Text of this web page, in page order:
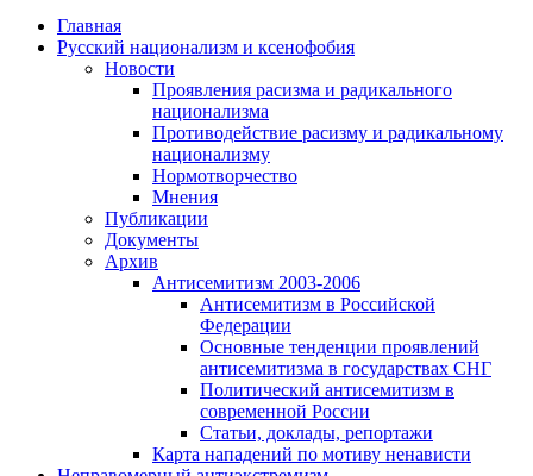
Главная
Русский национализм и ксенофобия
Новости
Проявления расизма и радикального
национализма
Противодействие расизму и радикальному
национализму
Нормотворчество
Мнения
Публикации
Документы
Архив
Антисемитизм 2003-2006
Антисемитизм в Российской
Федерации
Основные тенденции проявлений
антисемитизма в государствах СНГ
Политический антисемитизм в
современной России
Статьи, доклады, репортажи
Карта нападений по мотиву ненависти